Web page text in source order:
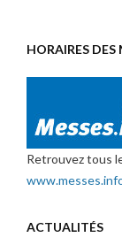
HORAIRES DES
Retrouvez tous
ACTUALITÉS